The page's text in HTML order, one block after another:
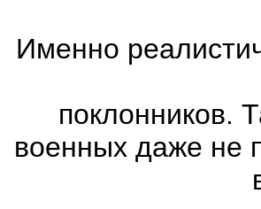
Именно
поклонников.
военных даже не